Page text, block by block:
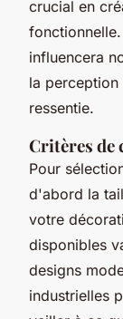
crucial en
influencera
la
ressentie.
Critères de
Pour
d'abord la
votre
disponibles
designs
industrielles